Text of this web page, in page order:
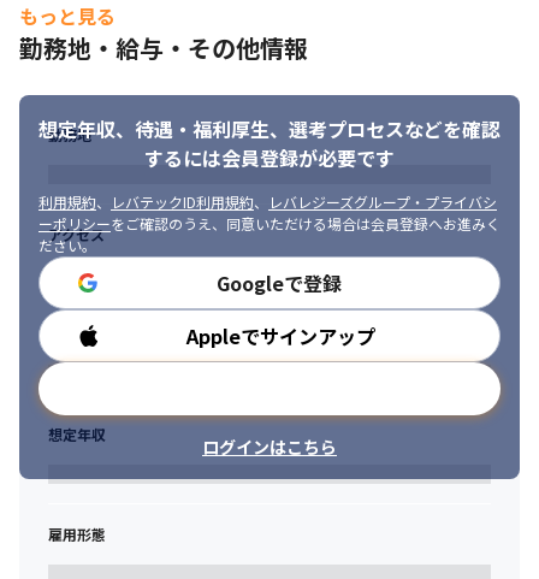
【事例2】
■概要
大手通信キャリア行動予測アプリケーションの実証実験
■要素技術（要素業務知識）
・開発：iOS（Swift)、PHP（サーバサイド）、AI、データサイエ
ンス
・インフラ：AWS（EC2、Lambda、S3、API Gateway、
CloudFront、RDS、DynamoDB、Cognito)
■身につくスキル
・通常開発スキル（Swift、PHP）に加え、AI（機械学習、データ
サイエンス）の経験、実績、知識の蓄積
・大手キャリアのR&D部門と連携をしながらの最先端技術の習
得、技術調査能力の向上
【事例3】
■概要
大手建設業向け、AIOCRを利用した契約書の分類分け実証実験
■要素技術（要素業務知識）
Python、マシンラーニング、データサイエンス
■身につくスキル
いかにユーザーへ分かりやすく技術要素を説明）
・AI、データサイエンススキル
もっと見る
勤務地・給与・その他情報
想定年収、待遇・福利厚生、 選考プロセスなどを確認
するには会員登録が必要です
利用規約、 レバテックID利用規約、
レバレジーズグループ・プライバシ
ーポリシーをご確認のうえ、同意いただける場合は会員登録へお進みく
ださい。
Googleで登録
Appleでサインアップ
ログインはこちら
勤務地
アクセス
勤務時間
想定年収
雇用形態